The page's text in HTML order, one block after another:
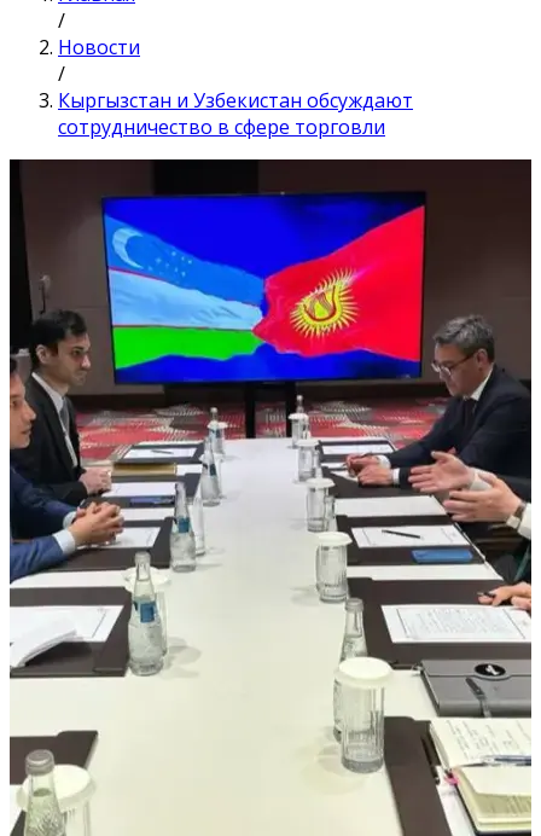
/
Новости
/
Кыргызстан и Узбекистан обсуждают
сотрудничество в сфере торговли